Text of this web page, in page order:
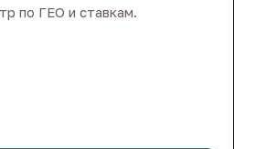
по ГЕО и ставкам.